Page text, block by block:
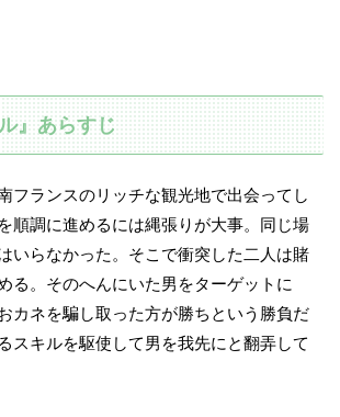
』あらすじ
フランスのリッチな観光地で出会ってし
順調に進めるには縄張りが大事。同じ場
いらなかった。そこで衝突した二人は賭
る。そのへんにいた男をターゲットに
カネを騙し取った方が勝ちという勝負だ
スキルを駆使して男を我先にと翻弄して